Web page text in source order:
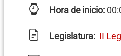
Hora de inicio:
Legislatura: II